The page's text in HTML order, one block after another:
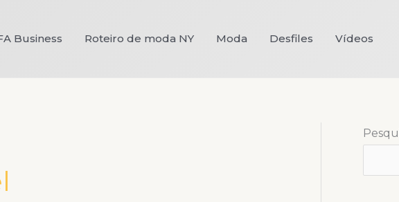
Business Roteiro de moda NY Moda Desfiles Vídeos